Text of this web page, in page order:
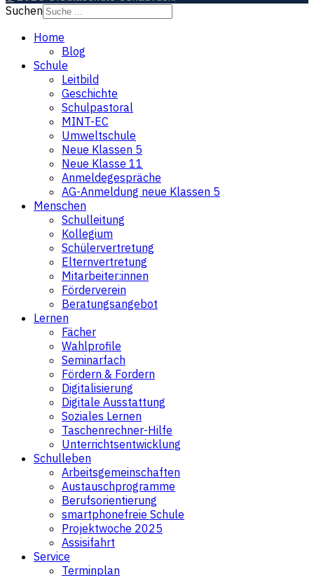
Suchen
Home
Blog
Schule
Leitbild
Geschichte
Schulpastoral
MINT-EC
Umweltschule
Neue Klassen 5
Neue Klasse 11
Anmeldegespräche
AG-Anmeldung neue Klassen 5
Menschen
Schulleitung
Kollegium
Schülervertretung
Elternvertretung
Mitarbeiter:innen
Förderverein
Beratungsangebot
Lernen
Fächer
Wahlprofile
Seminarfach
Fördern & Fordern
Digitalisierung
Digitale Ausstattung
Soziales Lernen
Taschenrechner-Hilfe
Unterrichtsentwicklung
Schulleben
Arbeitsgemeinschaften
Austauschprogramme
Berufsorientierung
smartphonefreie Schule
Projektwoche 2025
Assisifahrt
Service
Terminplan